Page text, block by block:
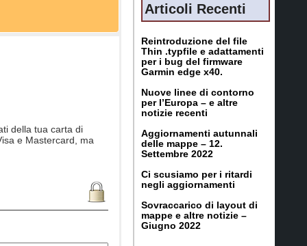
della tua carta di
e Mastercard, ma
Articoli Recenti
Reintroduzione del file
Thin .typfile e adattamenti
per i bug del firmware
Garmin edge x40.
Nuove linee di contorno
per l’Europa – e altre
notizie recenti
Aggiornamenti autunnali
delle mappe – 12.
Settembre 2022
Ci scusiamo per i ritardi
negli aggiornamenti
Sovraccarico di layout di
mappe e altre notizie –
Giugno 2022